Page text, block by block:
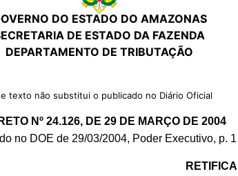
DO ESTADO DO AMAZONAS
DE ESTADO DA FAZENDA
DEPARTAMENTO DE TRIBUTAÇÃO
texto não substitui o publicado no Diário Oficial
Nº 24.126, DE 29 DE MARÇO DE 2004
no DOE de 29/03/2004, Poder Executivo, p. 1
RETIFICA